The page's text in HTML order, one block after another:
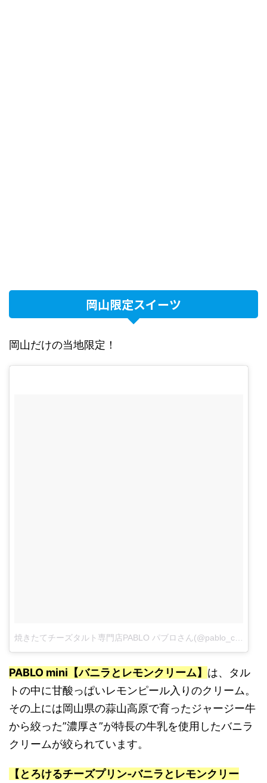
岡山限定スイーツ
岡山だけの当地限定！
PABLO mini【バニラとレモンクリーム】 は、タル
トの中に甘酸っぱいレモンピール入りのクリーム。
その上には岡山県の蒜山高原で育ったジャージー牛
から絞った”濃厚さ”が特長の牛乳を使用したバニラ
クリームが絞られています。
【とろけるチーズプリン‐バニラとレモンクリー